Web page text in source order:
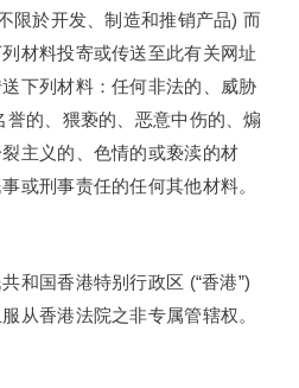
限於开发、制造和推销产品) 而
材料投寄或传送至此有关网址
下列材料：任何非法的、威胁
的、猥亵的、恶意中伤的、煽
主义的、色情的或亵渎的材
或刑事责任的任何其他材料。
和国香港特别行政区 (“香港”)
从香港法院之非专属管辖权。